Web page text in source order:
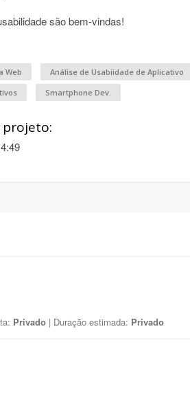
são bem-vindas!
Web
Análise de Usabiidade de Aplicativo
Smartphone Dev.
projeto:
Privado | Duração estimada: Privado